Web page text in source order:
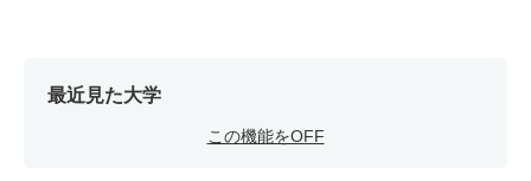
最近見た大学
この機能をOFF